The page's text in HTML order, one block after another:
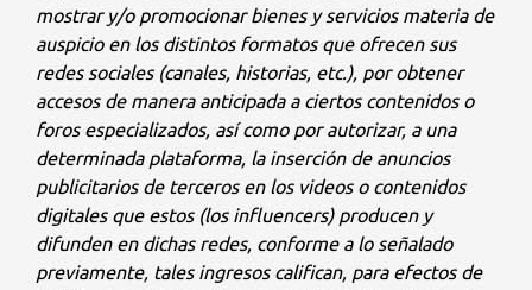
mostrar y/o promocionar bienes y servicios materia de
auspicio en los distintos formatos que ofrecen sus
redes sociales (canales, historias, etc.), por obtener
accesos de manera anticipada a ciertos contenidos o
foros especializados, así como por autorizar, a una
determinada plataforma, la inserción de anuncios
publicitarios de terceros en los videos o contenidos
digitales que estos (los influencers) producen y
difunden en dichas redes, conforme a lo señalado
previamente, tales ingresos califican, para efectos de